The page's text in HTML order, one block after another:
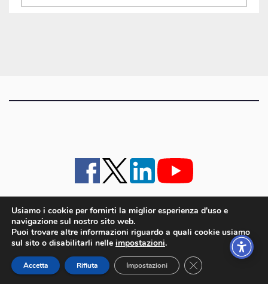
iMagazine · contatti e staff · lavora con noi
Cookie policy UE
iMagazine è un marchio di proprietà di Goliardica Editrice redazione in via Aquileia 64a,
Bagnaria Arsa (UD) - P.iva 00559050315
© 2006 - 2026 Goliardica Editrice
Usiamo i cookie per fornirti la miglior esperienza d'uso e
navigazione sul nostro sito web.
Puoi trovare altre informazioni riguardo a quali cookie usiamo
sul sito o disabilitarli nelle impostazioni.
Accetta Rifiuta Impostazioni Close GDPR